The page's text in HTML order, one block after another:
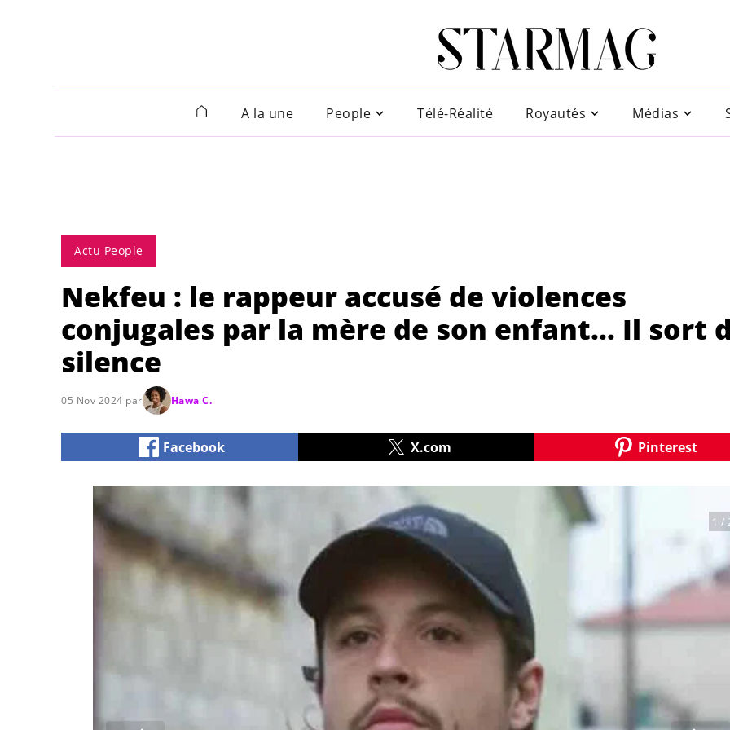
A la une People Télé-Réalité Royautés Médias
Actu People
Nekfeu : le rappeur accusé de violences
conjugales par la mère de son enfant... Il sort
silence
05 Nov 2024 par Hawa C.
Facebook X.com Pinterest
1 /